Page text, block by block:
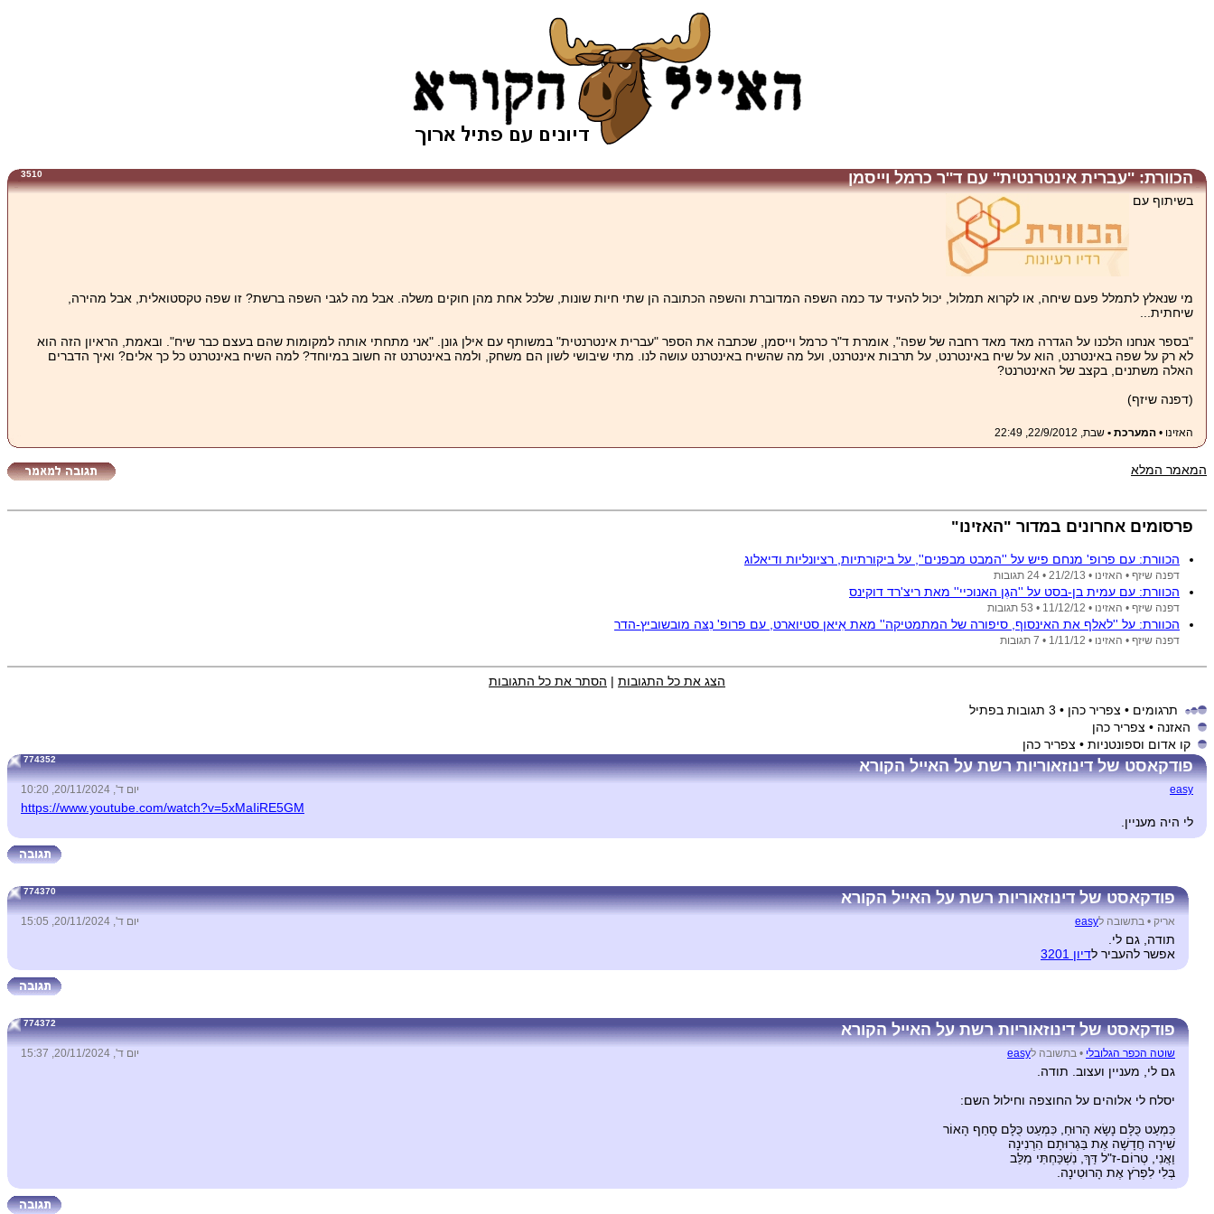
הכוורת: ''עברית אינטרנטית'' עם ד''ר כרמל וייסמן 3510
בשיתוף עם
מי שנאלץ לתמלל פעם שיחה, או לקרוא תמלול, יכול להעיד עד כמה השפה המדוברת והשפה הכתובה הן שתי חיות שונות, שלכל אחת מהן חוקים משלה. אבל מה לגבי השפה ברשת? זו שפה טקסטואלית, אבל מהירה,
שיחתית...
"בספר אנחנו הלכנו על הגדרה מאד מאד רחבה של שפה", אומרת ד"ר כרמל וייסמן, שכתבה את הספר "עברית אינטרנטית" במשותף עם אילן גונן. "אני מתחתי אותה למקומות שהם בעצם כבר שיח". ובאמת, הראיון הזה הוא
לא רק על שפה באינטרנט, הוא על שיח באינטרנט, על תרבות אינטרנט, ועל מה שהשיח באינטרנט עושה לנו. מתי שיבושי לשון הם משחק, ולמה באינטרנט זה חשוב במיוחד? למה השיח באינטרנט כל כך אלים? ואיך הדברים
האלה משתנים, בקצב של האינטרנט?
(דפנה שיזף)
האזינו • המערכת • שבת, 22/9/2012, 22:49
המאמר המלא
פרסומים אחרונים במדור "האזינו"
הכוורת: עם פרופ' מנחם פיש על ''המבט מבפנים'', על ביקורתיות, רציונליות ודיאלוג
דפנה שיזף • האזינו • 21/2/13 • 24 תגובות
הכוורת: עם עמית בן-בסט על ''הגֶן האנוכיי'' מאת ריצ'רד דוקינס
דפנה שיזף • האזינו • 11/12/12 • 53 תגובות
הכוורת: על ''לאלף את האינסוף, סיפורה של המתמטיקה'' מאת אִיאן סטיוארט, עם פרופ' נִצּה מובשוביץ-הדר
דפנה שיזף • האזינו • 1/11/12 • 7 תגובות
הצג את כל התגובות | הסתר את כל התגובות
תרגומים • צפריר כהן • 3 תגובות בפתיל
האזנה • צפריר כהן
קו אדום וספונטניות • צפריר כהן
פודקאסט של דינוזאוריות רשת על האייל הקורא 774352
easy יום ד', 20/11/2024, 10:20
https://www.youtube.com/watch?v=5xMaIiRE5GM
לי היה מעניין.
פודקאסט של דינוזאוריות רשת על האייל הקורא 774370
אריק • בתשובה לeasy יום ד', 20/11/2024, 15:05
תודה, גם לי.
אפשר להעביר לדיון 3201
פודקאסט של דינוזאוריות רשת על האייל הקורא 774372
שוטה הכפר הגלובלי • בתשובה לeasy יום ד', 20/11/2024, 15:37
גם לי, מעניין ועצוב. תודה.
יסלח לי אלוהים על החוצפה וחילול השם:
כִּמְעַט כֻּלָּם נָשָׂא הָרוּחַ, כִּמְעַט כֻּלָּם סָחַף הָאוֹר
שִׁירָה חֲדָשָׁה אֶת בַּגְרוּתָם הִרְנִינָה
וַאֲנִי, טְרוֹם-ז"ל דַּךְ, נִשְׁכַּחְתִּי מִלֵּב
בְּלִי לִפְרֹץ אֶת הָרוּטִינָה.